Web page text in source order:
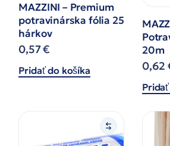
MAZZINI – Premium
potravinárska fólia 25
hárkov
0,57€
Pridať do košíka
20m
0,62